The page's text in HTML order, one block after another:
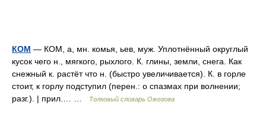
КОМ — КОМ, а, мн. комья, ьев, муж. Уплотнённый округлый
кусок чего н., мягкого, рыхлого. К. глины, земли, снега. Как
снежный к. растёт что н. (быстро увеличивается). К. в горле
стоит, к горлу подступил (перен.: о спазмах при волнении;
разг.). | прил.… …
Толковый словарь Ожегова